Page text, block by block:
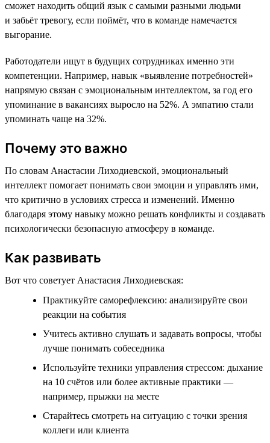
сможет находить общий язык с самыми разными людьми
и забьёт тревогу, если поймёт, что в команде намечается
выгорание.
Работодатели ищут в будущих сотрудниках именно эти
компетенции. Например, навык «выявление потребностей»
напрямую связан с эмоциональным интеллектом, за год его
упоминание в вакансиях выросло на 52%. А эмпатию стали
упоминать чаще на 32%.
Почему это важно
По словам Анастасии Лиходиевской, эмоциональный
интеллект помогает понимать свои эмоции и управлять ими,
что критично в условиях стресса и изменений. Именно
благодаря этому навыку можно решать конфликты и создавать
психологически безопасную атмосферу в команде.
Как развивать
Вот что советует Анастасия Лиходиевская:
Практикуйте саморефлексию: анализируйте свои
реакции на события
Учитесь активно слушать и задавать вопросы, чтобы
лучше понимать собеседника
Используйте техники управления стрессом: дыхание
на 10 счётов или более активные практики —
например, прыжки на месте
Старайтесь смотреть на ситуацию с точки зрения
коллеги или клиента